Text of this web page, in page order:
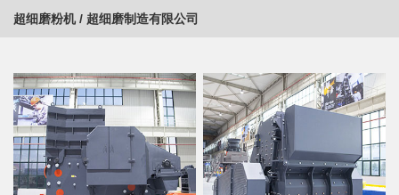
超细磨粉机/ 超细磨制造有限公司